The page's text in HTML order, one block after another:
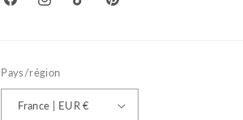
FacebookInstagramTikTok Pinterest
Pays/région
France | EUR €